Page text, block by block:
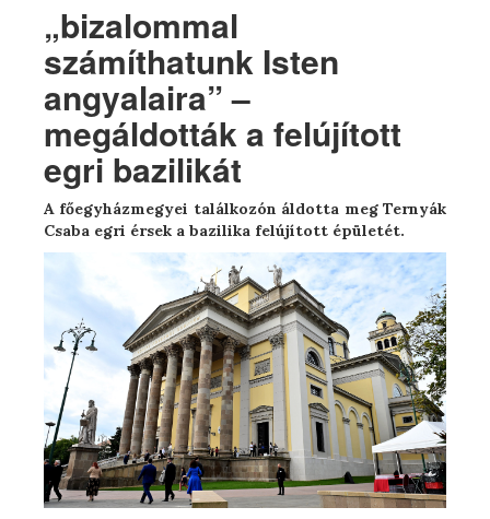
„bizalommal
számíthatunk Isten
angyalaira” –
megáldották a felújított
egri bazilikát
A főegyházmegyei találkozón áldotta meg Ternyák
Csaba egri érsek a bazilika felújított épületét.